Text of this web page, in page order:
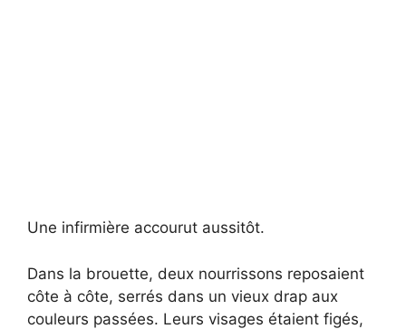
Une infirmière accourut aussitôt.
Dans la brouette, deux nourrissons reposaient
côte à côte, serrés dans un vieux drap aux
couleurs passées. Leurs visages étaient figés,